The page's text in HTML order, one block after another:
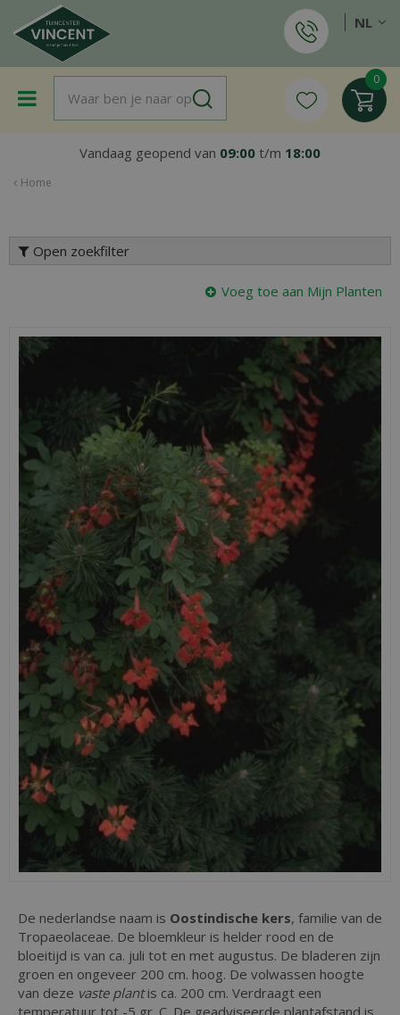
a
Home
Vandaag geopend van 09:00 t/m 18:00
NL
Open zoekfilter
Voeg toe aan Mijn Planten
De nederlandse naam is Oostindische kers, familie van de
Tropaeolaceae. De bloemkleur is helder rood en de
bloeitijd is van ca. juli tot en met augustus. De bladeren zijn
groen en ongeveer 200 cm. hoog. De volwassen hoogte
van deze vaste plantis ca. 200 cm. Verdraagt een
temperatuur tot -5 gr. C. De geadviseerde plantafstand is